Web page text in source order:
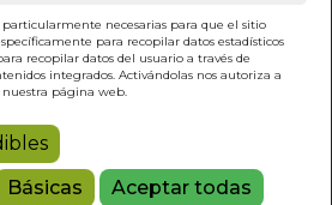
particularmente necesarias para que el sitio
para recopilar datos estadísticos
recopilar datos del usuario a través de
integrados. Activándolas nos autoriza a
página web.
Básicas Aceptar todas